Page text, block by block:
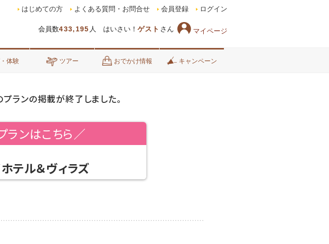
会員数433,195 人 はいさい！ ゲスト さん マイページ
はじめての方 よくある質問・お問合せ 会員登録 ログイン
体験 ツアー おでかけ情報 キャンペーン
ランの掲載が終了しました。
ンはこちら／
テル＆ヴィラズ